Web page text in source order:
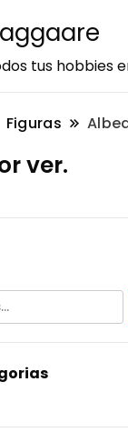
tus hobbies
Figuras
ver.